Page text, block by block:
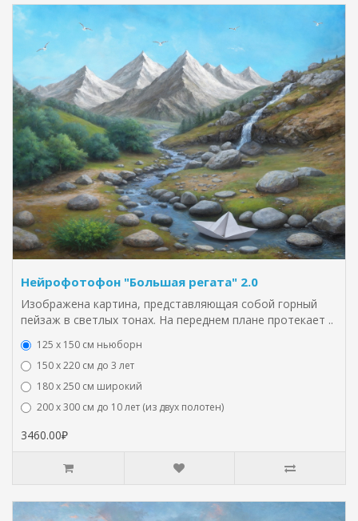
Нейрофотофон "Большая регата" 2.0
Изображена картина, представляющая собой горный
пейзаж в светлых тонах. На переднем плане протекает ..
125 x 150 см ньюборн
150 х 220 см до 3 лет
180 х 250 см широкий
200 х 300 см до 10 лет (из двух полотен)
3460.00₽